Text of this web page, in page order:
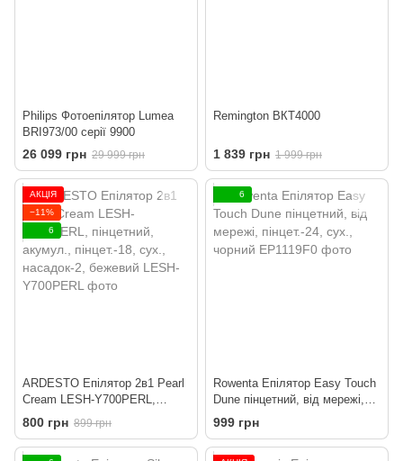
Philips Фотоепілятор Lumea
BRI973/00 серії 9900
26 099 грн 29 999 грн
Remington ВКТ4000
1 839 грн 1 999 грн
АКЦІЯ
−11%
6
ARDESTO Епілятор 2в1 Pearl
Cream LESH-Y700PERL,
пінцетний, акумул., пінцет.-18,
сух., насадок-2, бежевий
800 грн 899 грн
6
Rowenta Епілятор Easy Touch
Dune пінцетний, від мережі,
пінцет.-24, сух., чорний
999 грн